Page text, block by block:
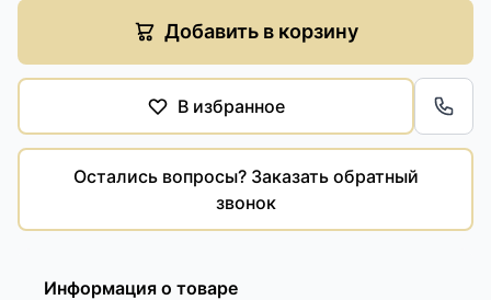
Добавить в корзину
В избранное
Остались вопросы? Заказать обратный
звонок
Информация о товаре